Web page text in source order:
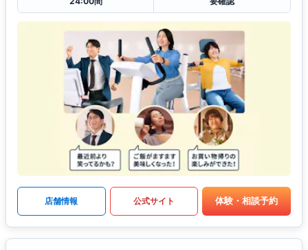
店舗情報 公式サイト 体験・相談予約